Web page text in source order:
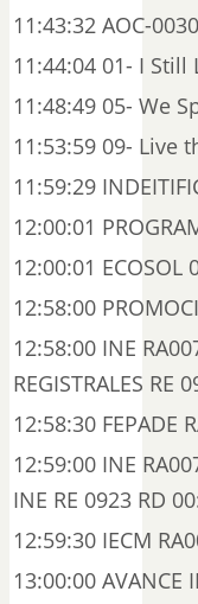
11:43:32 AOC-
11:44:04 01- I
11:48:49 05- We
11:53:59 09- Live
11:59:29
12:00:01
12:00:01 ECOSOL
12:58:00
12:58:00 INE
REGISTRALES RE
12:58:30 FEPADE
12:59:00 INE
INE RE 0923 RD
12:59:30 IECM
13:00:00 AVANCE